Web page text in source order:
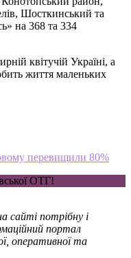
Шосткинський та
на 368 та 334
квітучій Україні, а
життя маленьких
перевищили 80%
ОТГ!
сайті потрібну і
портал
оперативної та